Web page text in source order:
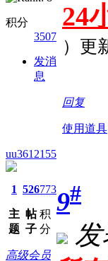
积分
3507
发消
息
24
）更
回复
使用道具
uu3612155
1
主
题
526
帖
子
773
积
分
高级会员
9#
发